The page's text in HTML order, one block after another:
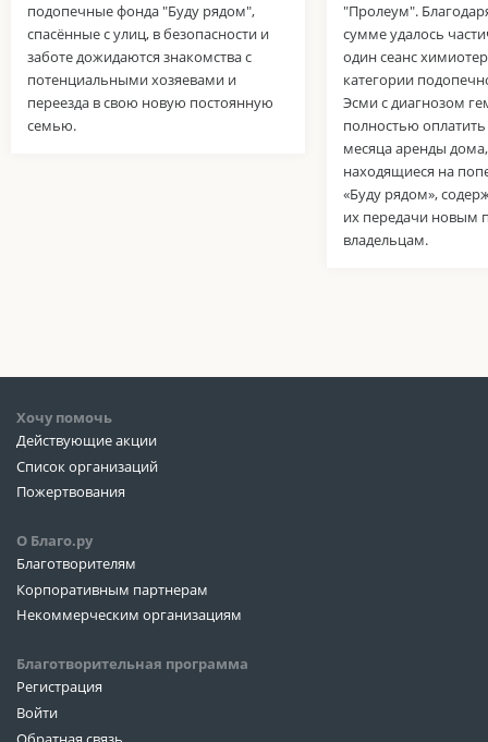
подопечные фонда "Буду рядом",
спасённые с улиц, в безопасности и
заботе дожидаются знакомства с
потенциальными хозяевами и
переезда в свою новую постоянную
семью.
"Пролеум".
сумме удалось
один сеанс
категории
Эсми с диагнозом
полностью
месяца аренды
находящиеся на
«Буду рядом»,
их передачи новым
владельцам.
Хочу помочь
Действующие акции
Список организаций
Пожертвования
О Благо.ру
Благотворителям
Корпоративным партнерам
Некоммерческим организациям
Благотворительная программа
Регистрация
Войти